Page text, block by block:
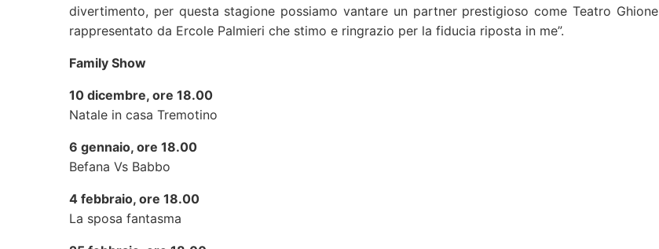
divertimento, per questa stagione possiamo vantare un partner prestigioso come Teatro Ghione
rappresentato da Ercole Palmieri che stimo e ringrazio per la fiducia riposta in me”.
Family Show
10 dicembre, ore 18.00
Natale in casa Tremotino
6 gennaio, ore 18.00
Befana Vs Babbo
4 febbraio, ore 18.00
La sposa fantasma